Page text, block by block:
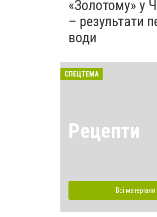
«Золотому» у
– результати
води
СПЕЦТЕМА
Рецепти
Всі матеріали